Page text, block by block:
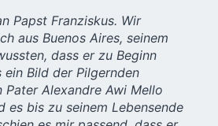
Papst Franziskus. Wir
aus Buenos Aires, seinem
dass er zu Beginn
Bild der Pilgernden
Alexandre Awi Mello
es bis zu seinem Lebensende